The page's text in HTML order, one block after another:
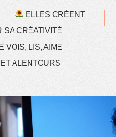
ELLES CRÉENT
SA CRÉATIVITÉ
VOIS, LIS, AIME
ALENTOURS